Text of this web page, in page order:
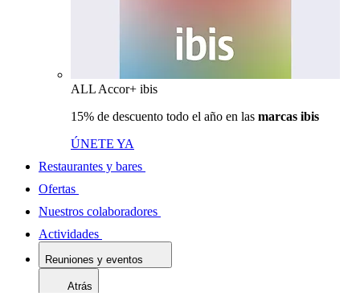
ALL Accor+ ibis
15% de descuento todo el año en las marcas ibis
ÚNETE YA
Restaurantes y bares
Ofertas
Nuestros colaboradores
Actividades
Reuniones y eventos
Atrás